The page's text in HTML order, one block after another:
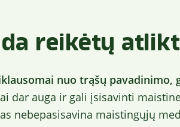
reikėtų
nuo trąšų pavadinimo,
dar auga ir gali įsisavinti
nebepasisavina maistingųjų